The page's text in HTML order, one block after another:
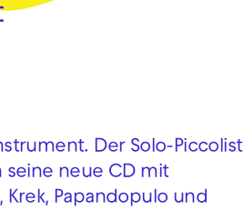
Der Solo-Piccolist
seine neue CD mit
Papandopulo und